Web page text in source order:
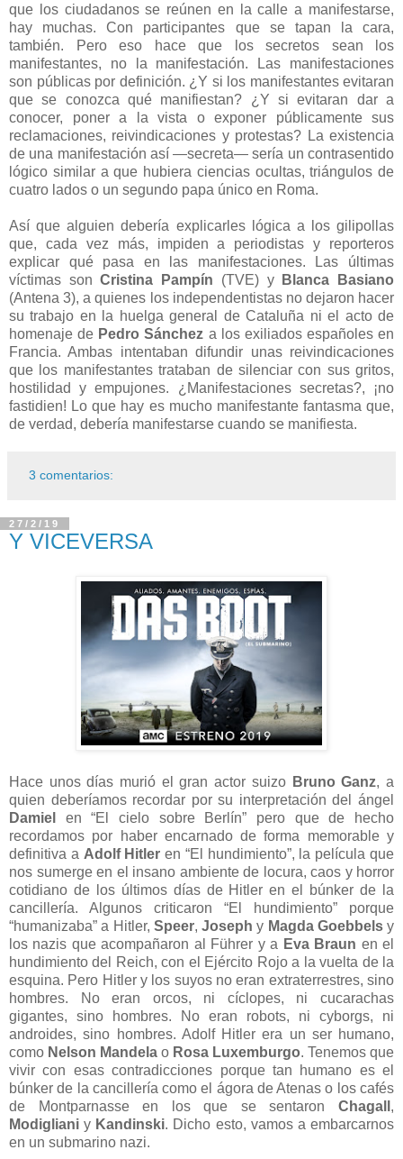
que los ciudadanos se reúnen en la calle a manifestarse,
hay muchas. Con participantes que se tapan la cara,
también. Pero eso hace que los secretos sean los
manifestantes, no la manifestación. Las manifestaciones
son públicas por definición. ¿Y si los manifestantes evitaran
que se conozca qué manifiestan? ¿Y si evitaran dar a
conocer, poner a la vista o exponer públicamente sus
reclamaciones, reivindicaciones y protestas? La existencia
de una manifestación así —secreta— sería un contrasentido
lógico similar a que hubiera ciencias ocultas, triángulos de
cuatro lados o un segundo papa único en Roma.
Así que alguien debería explicarles lógica a los gilipollas
que, cada vez más, impiden a periodistas y reporteros
explicar qué pasa en las manifestaciones. Las últimas
víctimas sonCristina Pampín (TVE) y
Blanca Basiano
(Antena 3), a quienes los independentistas no dejaron hacer
su trabajo en la huelga general de Cataluña ni el acto de
homenaje de Pedro Sánchez a los exiliados españoles en
Francia. Ambas intentaban difundir unas reivindicaciones
que los manifestantes trataban de silenciar con sus gritos,
hostilidad y empujones. ¿Manifestaciones secretas?, ¡no
fastidien! Lo que hay es mucho manifestante fantasma que,
de verdad, debería manifestarse cuando se manifiesta.
3 comentarios:
27/2/19
Y VICEVERSA
Hace unos días murió el gran actor suizo Bruno Ganz, a
quien deberíamos recordar por su interpretación del ángel
Damiel
en “El cielo sobre Berlín” pero que de hecho
recordamos por haber encarnado de forma memorable y
definitiva a Adolf Hitler en “El hundimiento”, la película que
nos sumerge en el insano ambiente de locura, caos y horror
cotidiano de los últimos días de Hitler en el búnker de la
cancillería. Algunos criticaron “El hundimiento” porque
“humanizaba” a Hitler, Speer, Josephy Magda Goebbels y
los nazis que acompañaron al Führer y a Eva Braun en el
hundimiento del Reich, con el Ejército Rojo a la vuelta de la
esquina. Pero Hitler y los suyos no eran extraterrestres, sino
hombres. No eran orcos, ni cíclopes, ni cucarachas
gigantes, sino hombres. No eran robots, ni cyborgs, ni
androides, sino hombres. Adolf Hitler era un ser humano,
como Nelson Mandela o Rosa Luxemburgo. Tenemos que
vivir con esas contradicciones porque tan humano es el
búnker de la cancillería como el ágora de Atenas o los cafés
de Montparnasse en los que se sentaron Chagall ,
Modiglianiy Kandinski. Dicho esto, vamos a embarcarnos
en un submarino nazi.